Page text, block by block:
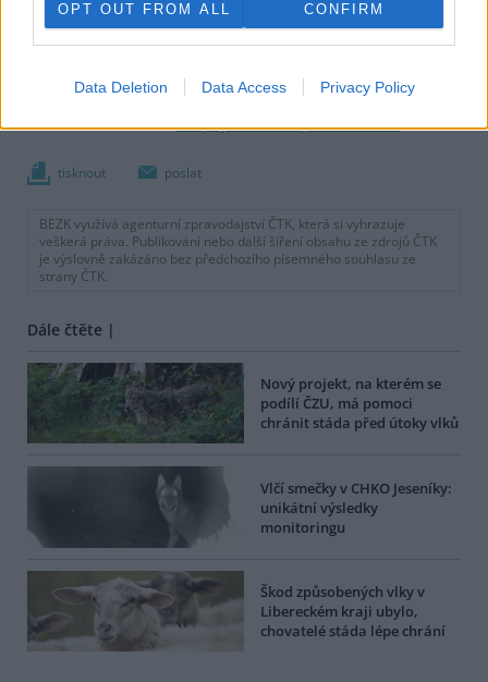
OPT OUT FROM ALL CONFIRM
Data Deletion Data Access Privacy Policy
Další informace |
Líbil se vám článek?Přispějte si na napsání dalšího.
tisknout poslat
BEZK využívá agenturní zpravodajství ČTK, která si vyhrazuje
veškerá práva. Publikování nebo další šíření obsahu ze zdrojů ČTK
je výslovně zakázáno bez předchozího písemného souhlasu ze
strany ČTK.
Dále čtěte |
Nový projekt, na kterém se
podílí ČZU, má pomoci
chránit stáda před útoky vlků
Vlčí smečky v CHKO Jeseníky:
unikátní výsledky
monitoringu
Škod způsobených vlky v
Libereckém kraji ubylo,
chovatelé stáda lépe chrání